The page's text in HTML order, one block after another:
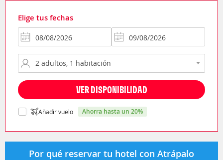
Elige tus fechas
VER DISPONIBILIDAD
Añadir vuelo ahorra hasta un 20%
Por qué reservar tu hotel con Atrápalo